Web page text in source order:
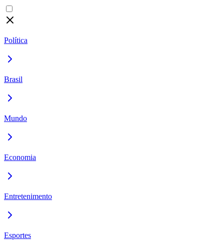
Política
Brasil
Mundo
Economia
Entretenimento
Esportes